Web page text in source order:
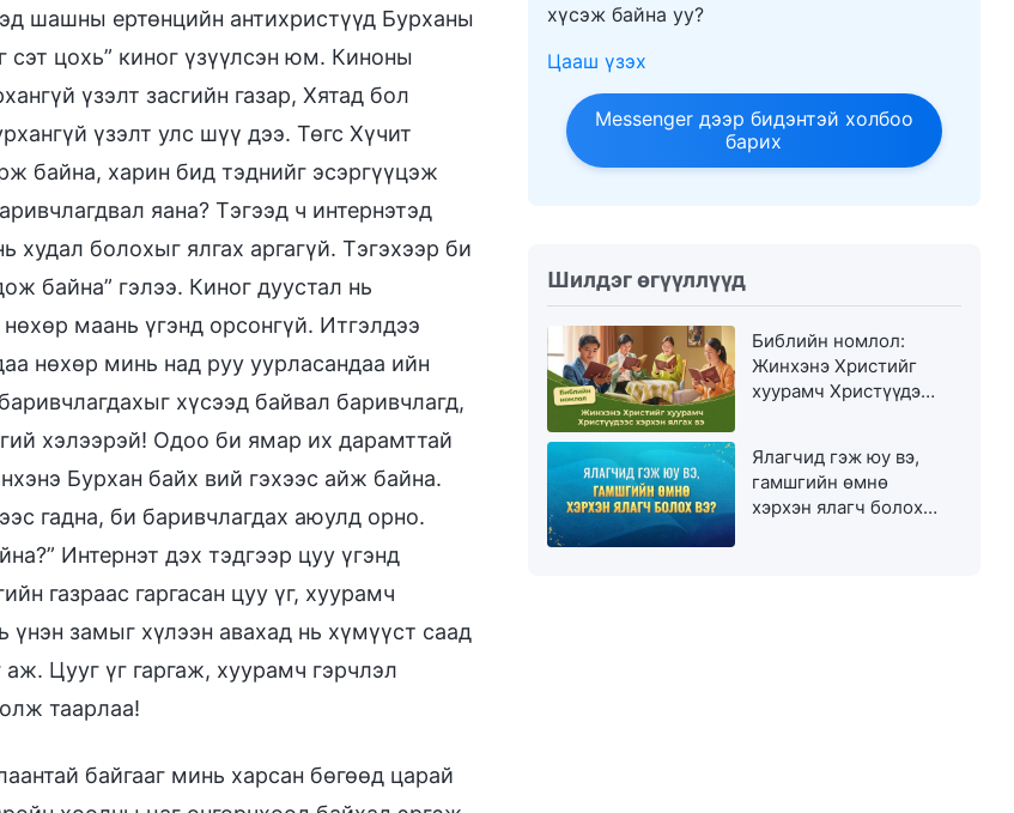
шашны ертөнцийн антихристүүд Бурханы
сэт цохь” киног үзүүлсэн юм. Киноны
үзэлт засгийн газар, Хятад бол
үзэлт улс шүү дээ. Төгс Хүчит
байна, харин бид тэднийг эсэргүүцэж
яана? Тэгээд ч интернэтэд
худал болохыг ялгах аргагүй. Тэгэхээр би
байна” гэлээ. Киног дуустал нь
маань үгэнд орсонгүй. Итгэлдээ
нөхөр минь над руу уурласандаа ийн
хүсээд байвал баривчлагд,
хэлээрэй! Одоо би ямар их дарамттай
Бурхан байх вий гэхээс айж байна.
гадна, би баривчлагдах аюулд орно.
Интернэт дэх тэдгээр цуу үгэнд
газраас гаргасан цуу үг, хуурамч
үнэн замыг хүлээн авахад нь хүмүүст саад
Цууг үг гаргаж, хуурамч гэрчлэл
таарлаа!
байгааг минь харсан бөгөөд царай
хүсэж байна уу?
Цааш үзэх
Messenger дээр бидэнтэй холбоо
барих
Шилдэг өгүүллүүд
Библийн номлол:
Жинхэнэ Христийг
хуурамч Христүүдээс
Ялагчид гэж юу вэ,
гамшгийн өмнө
хэрхэн ялагч болох